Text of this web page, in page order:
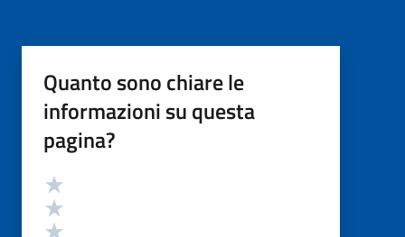
Quanto sono chiare le
informazioni su questa
pagina?
Valutazione